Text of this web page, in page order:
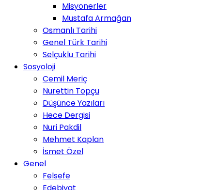
Misyonerler
Mustafa Armağan
Osmanlı Tarihi
Genel Türk Tarihi
Selçuklu Tarihi
Sosyoloji
Cemil Meriç
Nurettin Topçu
Düşünce Yazıları
Hece Dergisi
Nuri Pakdil
Mehmet Kaplan
İsmet Özel
Genel
Felsefe